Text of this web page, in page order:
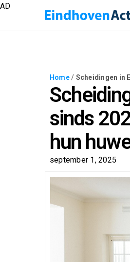
Home/ Scheidingen in
sinds
hun
september 1, 2025
AD